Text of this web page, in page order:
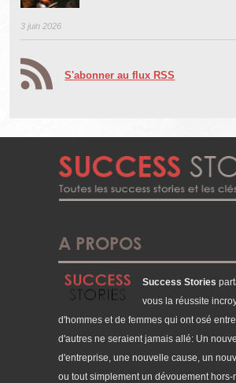
3 juin 2026
S'abonner au flux RSS
A PROPOS
Success Stories
vous la réussite
d'hommes et de femmes qui ont osé
d'autres ne seraient jamais allé: Un
d'entreprise, une nouvelle cause, un
ou tout simplement un dévouement hors-